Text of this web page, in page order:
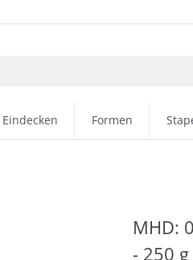
Eindecken Formen
MHD:
- 250 g